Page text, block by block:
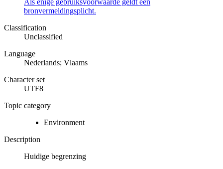
Als enige gebruiksvoorwaarde geldt een
bronvermeldingsplicht.
Classification
Unclassified
Language
Nederlands; Vlaams
Character set
UTF8
Topic category
Environment
Description
Huidige begrenzing